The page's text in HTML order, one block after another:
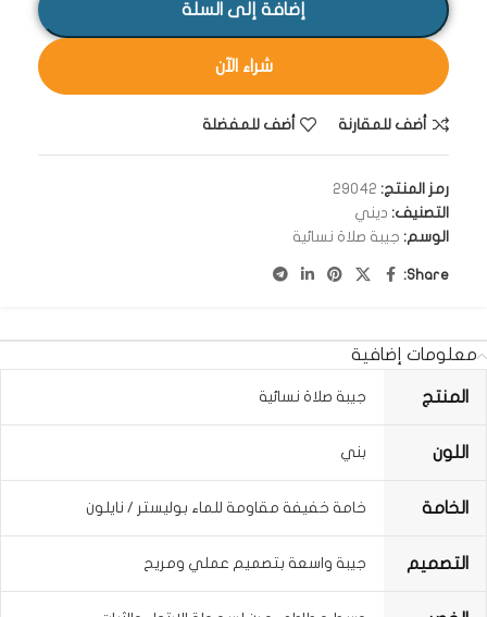
إضافة إلى السلة
شراء الآن
أضف للمقارنة أضف للمفضلة
رمز المنتج: 29042
التصنيف: ديني
الوسم: جيبة صلاة نسائية
Share:
معلومات إضافية
المنتج جيبة صلاة نسائية
اللون بني
الخامة خامة خفيفة مقاومة للماء بوليستر / نايلون
التصميم جيبة واسعة بتصميم عملي ومريح